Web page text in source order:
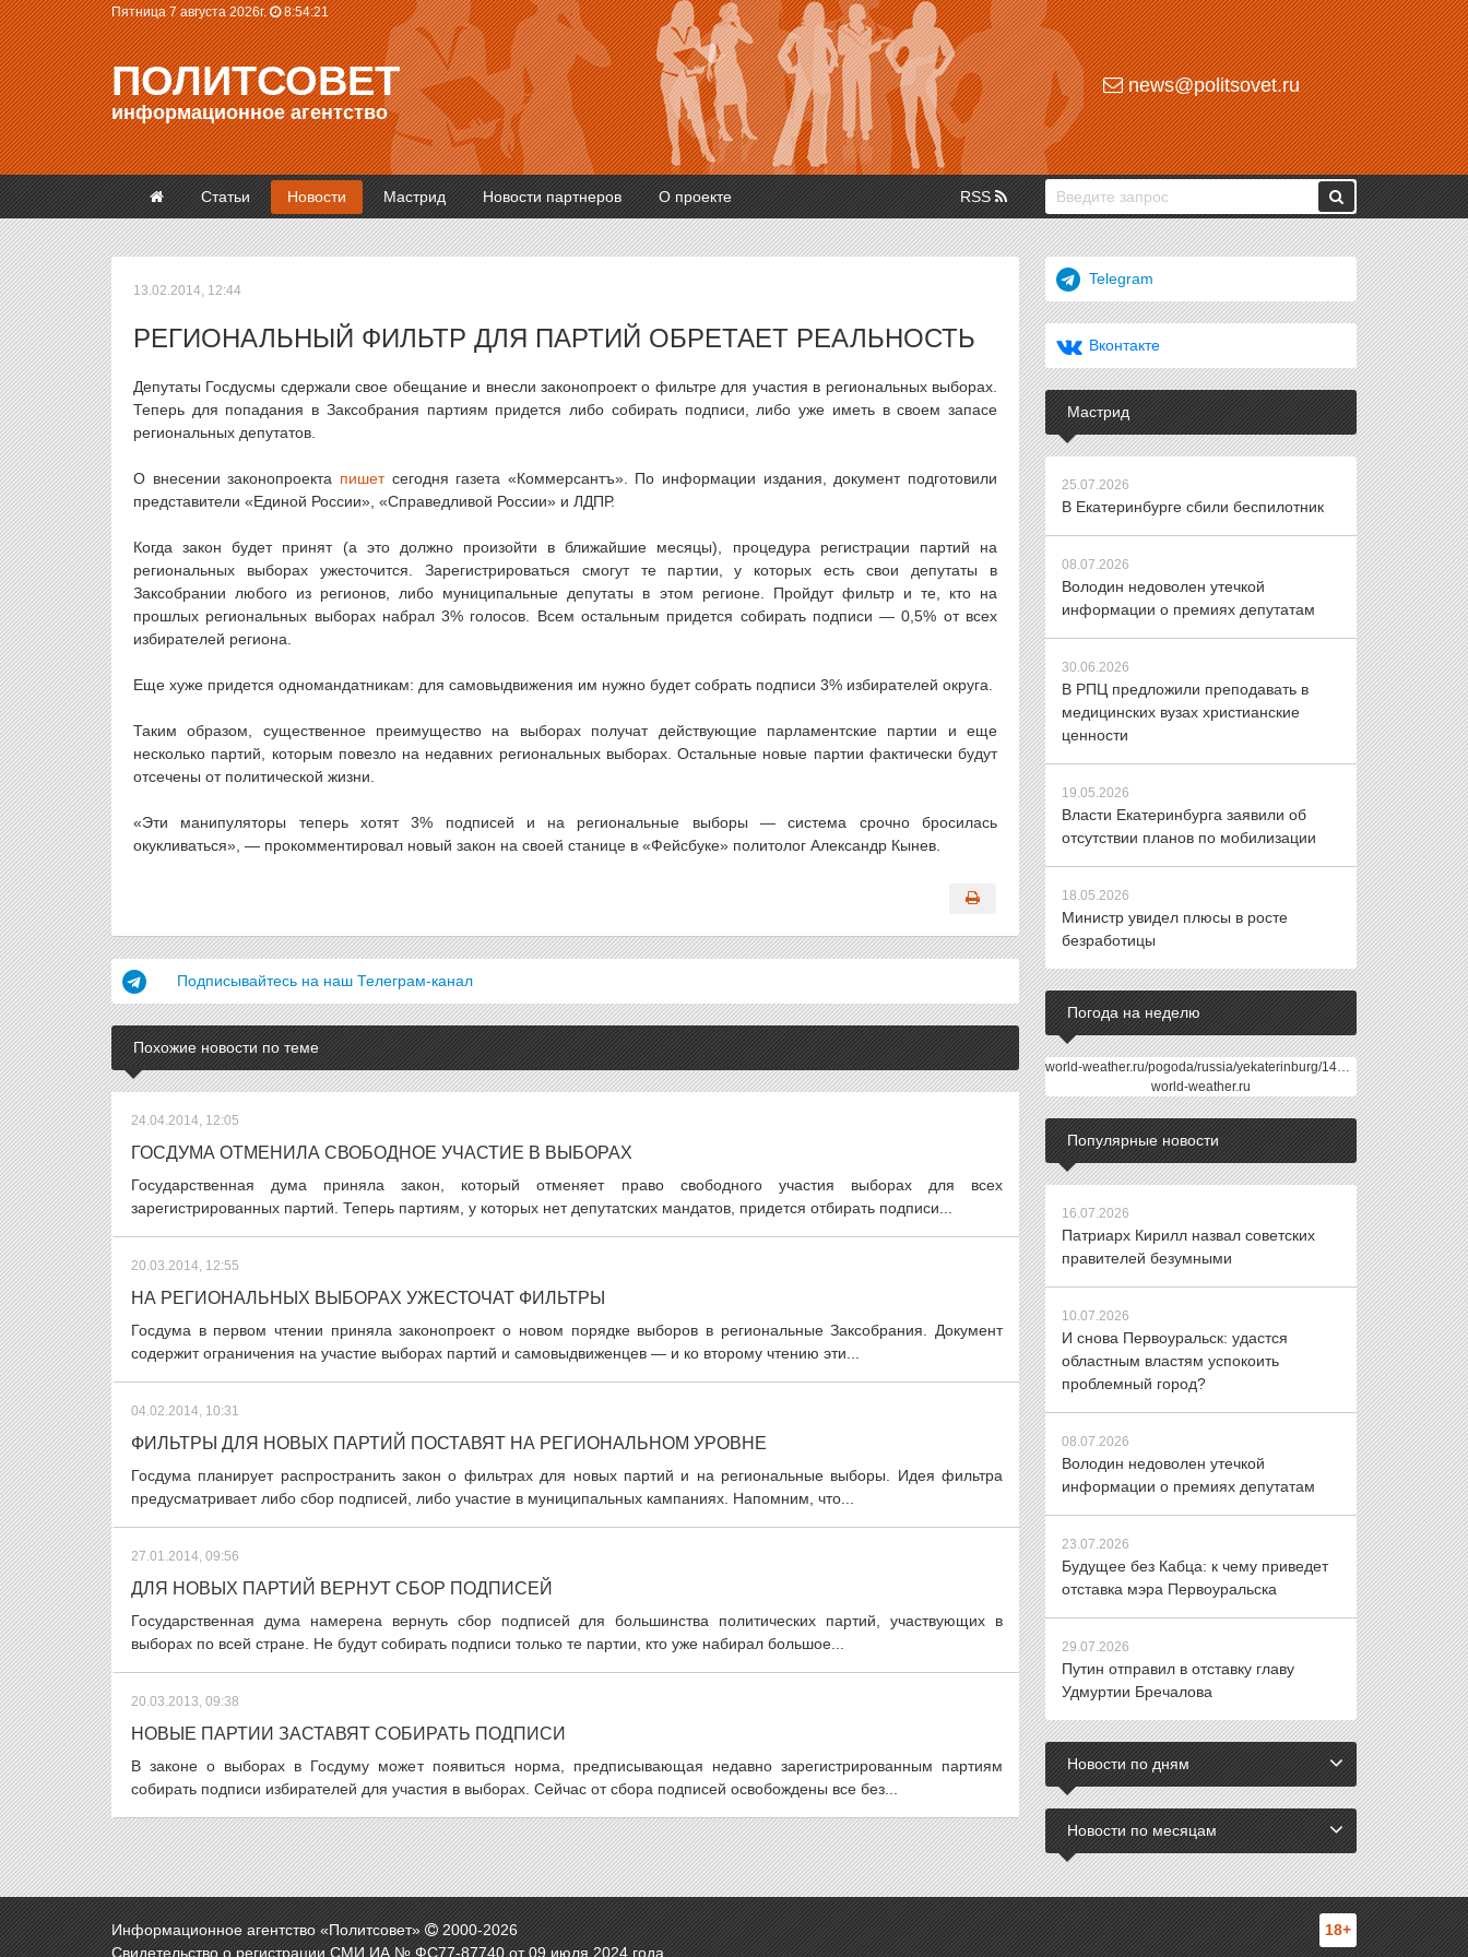
Пятница 7 августа 2026г. 8:54:21
ПОЛИТСОВЕТ
информационное агентство
news@politsovet.ru
Статьи Новости Мастрид Новости партнеров О проекте RSS
13.02.2014, 12:44
РЕГИОНАЛЬНЫЙ ФИЛЬТР ДЛЯ ПАРТИЙ ОБРЕТАЕТ РЕАЛЬНОСТЬ
Депутаты Госдусмы сдержали свое обещание и внесли законопроект о фильтре для участия в региональных выборах.
Теперь для попадания в Заксобрания партиям придется либо собирать подписи, либо уже иметь в своем запасе
региональных депутатов.
О внесении законопроекта пишетсегодня газета «Коммерсантъ». По информации издания, документ подготовили
представители «Единой России», «Справедливой России» и ЛДПР.
Когда закон будет принят (а это должно произойти в ближайшие месяцы), процедура регистрации партий на
региональных выборах ужесточится. Зарегистрироваться смогут те партии, у которых есть свои депутаты в
Заксобрании любого из регионов, либо муниципальные депутаты в этом регионе. Пройдут фильтр и те, кто на
прошлых региональных выборах набрал 3% голосов. Всем остальным придется собирать подписи — 0,5% от всех
избирателей региона.
Еще хуже придется одномандатникам: для самовыдвижения им нужно будет собрать подписи 3% избирателей округа.
Таким образом, существенное преимущество на выборах получат действующие парламентские партии и еще
несколько партий, которым повезло на недавних региональных выборах. Остальные новые партии фактически будут
отсечены от политической жизни.
«Эти манипуляторы теперь хотят 3% подписей и на региональные выборы — система срочно бросилась
окукливаться», — прокомментировал новый закон на своей станице в «Фейсбуке» политолог Александр Кынев.
Подписывайтесь на наш Телеграм-канал
Похожие новости по теме
24.04.2014, 12:05
ГОСДУМА ОТМЕНИЛА СВОБОДНОЕ УЧАСТИЕ В ВЫБОРАХ
Государственная дума приняла закон, который отменяет право свободного участия выборах для всех
зарегистрированных партий. Теперь партиям, у которых нет депутатских мандатов, придется отбирать подписи...
20.03.2014, 12:55
НА РЕГИОНАЛЬНЫХ ВЫБОРАХ УЖЕСТОЧАТ ФИЛЬТРЫ
Госдума в первом чтении приняла законопроект о новом порядке выборов в региональные Заксобрания. Документ
содержит ограничения на участие выборах партий и самовыдвиженцев — и ко второму чтению эти...
04.02.2014, 10:31
ФИЛЬТРЫ ДЛЯ НОВЫХ ПАРТИЙ ПОСТАВЯТ НА РЕГИОНАЛЬНОМ УРОВНЕ
Госдума планирует распространить закон о фильтрах для новых партий и на региональные выборы. Идея фильтра
предусматривает либо сбор подписей, либо участие в муниципальных кампаниях. Напомним, что...
27.01.2014, 09:56
ДЛЯ НОВЫХ ПАРТИЙ ВЕРНУТ СБОР ПОДПИСЕЙ
Государственная дума намерена вернуть сбор подписей для большинства политических партий, участвующих в
выборах по всей стране. Не будут собирать подписи только те партии, кто уже набирал большое...
20.03.2013, 09:38
НОВЫЕ ПАРТИИ ЗАСТАВЯТ СОБИРАТЬ ПОДПИСИ
В законе о выборах в Госдуму может появиться норма, предписывающая недавно зарегистрированным партиям
собирать подписи избирателей для участия в выборах. Сейчас от сбора подписей освобождены все без...
Telegram
Вконтакте
Мастрид
25.07.2026
В Екатеринбурге сбили беспилотник
08.07.2026
Володин недоволен утечкой
информации о премиях депутатам
30.06.2026
В РПЦ предложили преподавать в
медицинских вузах христианские
ценности
19.05.2026
Власти Екатеринбурга заявили об
отсутствии планов по мобилизации
18.05.2026
Министр увидел плюсы в росте
безработицы
Погода на неделю
world-weather.ru/pogoda/russia/yekaterinburg/14days/
world-weather.ru
Популярные новости
16.07.2026
Патриарх Кирилл назвал советских
правителей безумными
10.07.2026
И снова Первоуральск: удастся
областным властям успокоить
проблемный город?
08.07.2026
Володин недоволен утечкой
информации о премиях депутатам
23.07.2026
Будущее без Кабца: к чему приведет
отставка мэра Первоуральска
29.07.2026
Путин отправил в отставку главу
Удмуртии Бречалова
Новости по дням
Новости по месяцам
Информационное агентство «Политсовет» 2000-2026
Свидетельство о регистрации СМИ ИА № ФС77-87740 от 09 июля 2024 года.
18+